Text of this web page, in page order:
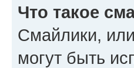
Что такое
Смайлики,
могут быть